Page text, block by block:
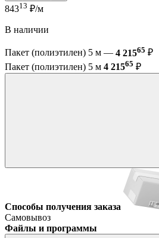
84313 ₽/м
В наличии
Пакет (полиэтилен) 5 м — 4 21565 ₽
Пакет (полиэтилен) 5 м 4 21565 ₽
Способы получения заказа
Самовывоз
Файлы и программы